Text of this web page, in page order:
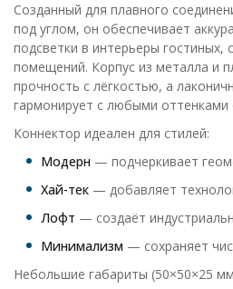
Созданный для плавного
под углом, он обеспечивает
подсветки в интерьеры гостиных,
помещений. Корпус из металла и
прочность с лёгкостью, а
гармонирует с любыми оттенками
Коннектор идеален для стилей:
Модерн — подчеркивает
Хай-тек — добавляет
Лофт — создаёт
Минимализм — сохраняет
Небольшие габариты (50×50×25